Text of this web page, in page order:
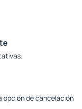
opción de cancelación